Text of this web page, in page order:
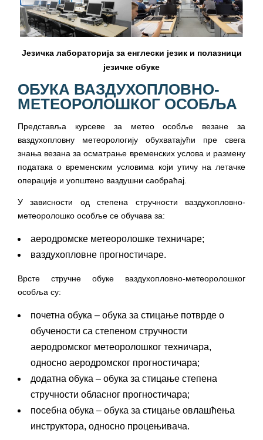
Језичка лабораторија за енглески језик и полазници
језичке обуке
ОБУКА ВАЗДУХОПЛОВНО-
МЕТЕОРОЛОШКОГ ОСОБЉА
Представља курсеве за метео особље везане за
ваздухопловну метеорологију обухватајући пре свега
знања везана за осматрање временских услова и размену
података о временским условима који утичу на летачке
операције и уопштено ваздушни саобраћај.
У зависности од степена стручности ваздухопловно-
метеоролошко особље се обучава за:
аеродромске метеоролошке техничаре;
ваздухопловне прогностичаре.
Врсте стручне обуке ваздухопловно-метеоролошког
особља су:
почетна обука – обука за стицање потврде о
обучености са степеном стручности
аеродромског метеоролошког техничара,
односно аеродромског прогностичара;
додатна обука – обука за стицање степена
стручности обласног прогностичара;
посебна обука – обука за стицање овлашћења
инструктора, односно процењивача.